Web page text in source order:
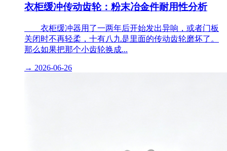
衣柜缓冲传动齿轮：粉末冶金件耐用性分析
衣柜缓冲器用了一两年后开始发出异响，或者门板
关闭时不再轻柔，十有八九是里面的传动齿轮磨坏了。
那么如果把那个小齿轮换成...
→ 2026-06-26